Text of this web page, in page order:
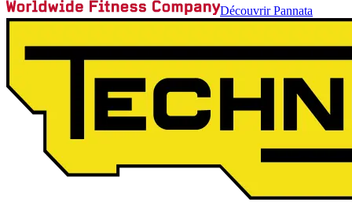
Découvrir Pannata